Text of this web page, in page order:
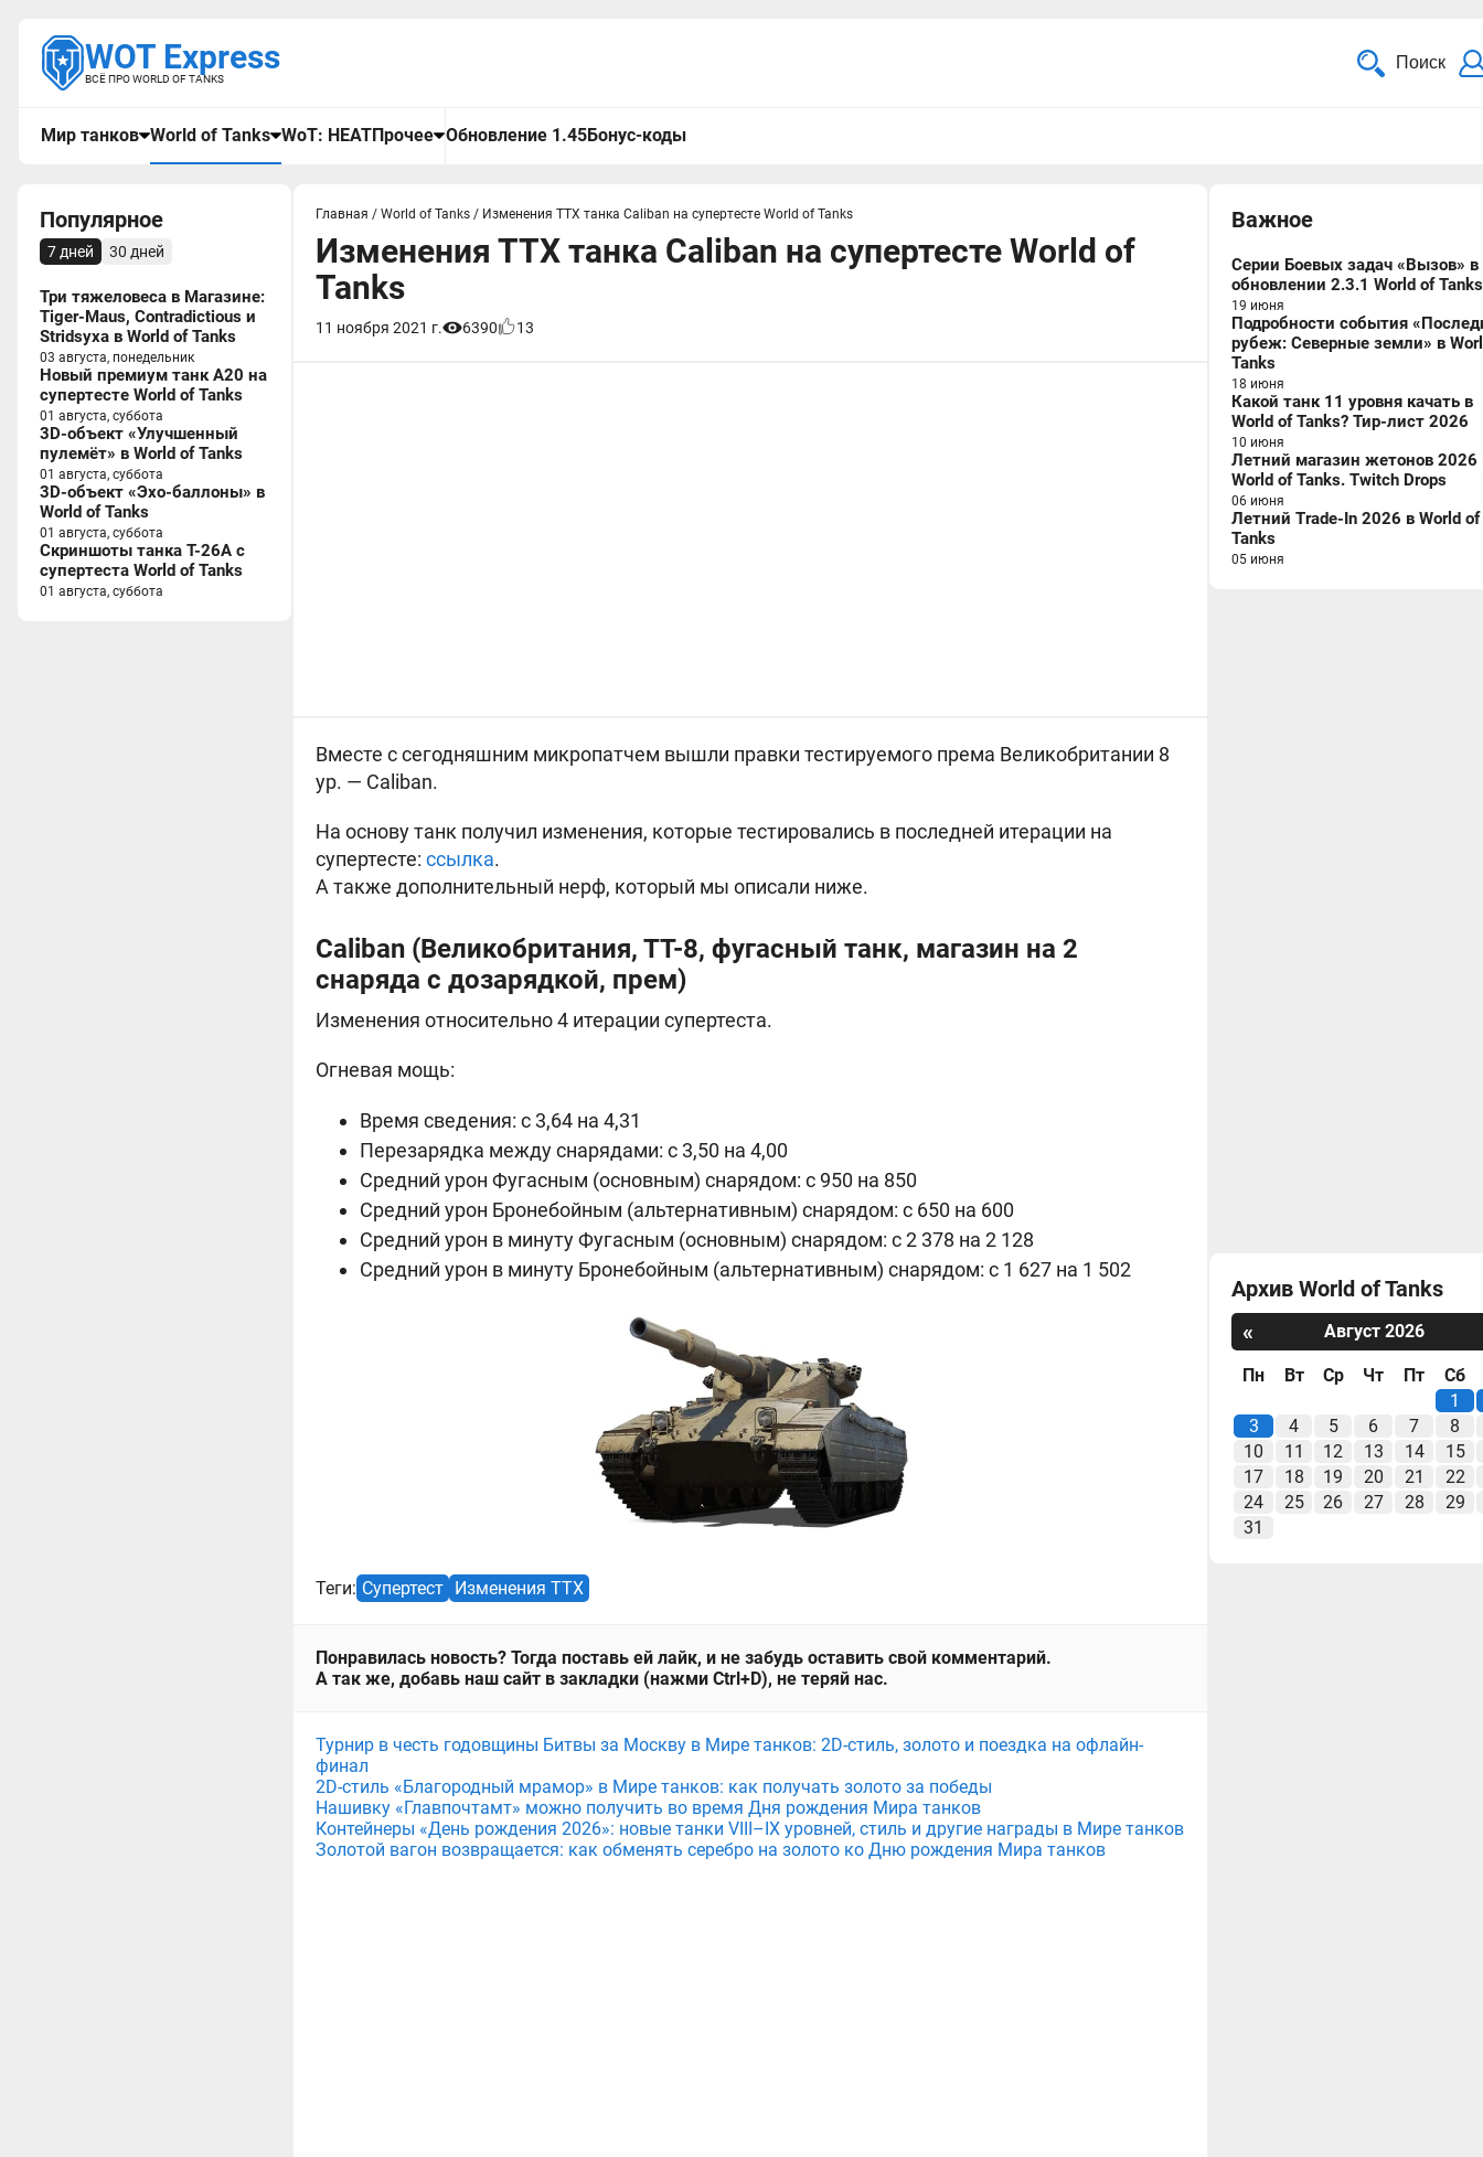
WOT Express
ВСЁ ПРО WORLD OF TANKS
Поиск
Мир танков World of Tanks WoT: HEATПрочее Обновление 1.45Бонус-коды
Популярное
7 дней 30 дней
Три тяжеловеса в Магазине:
Tiger-Maus, Contradictious и
Stridsyxa в World of Tanks
03 августа, понедельник
Новый премиум танк A20 на
супертесте World of Tanks
01 августа, суббота
3D-объект «Улучшенный
пулемёт» в World of Tanks
01 августа, суббота
3D-объект «Эхо-баллоны» в
World of Tanks
01 августа, суббота
Скриншоты танка T-26A с
супертеста World of Tanks
01 августа, суббота
Главная / World of Tanks / Изменения ТТХ танка Caliban на супертесте World of Tanks
Изменения ТТХ танка Caliban на супертесте World of
Tanks
11 ноября 2021 г. 6390 13
Вместе с сегодняшним микропатчем вышли правки тестируемого према Великобритании 8
ур. — Caliban.
На основу танк получил изменения, которые тестировались в последней итерации на
супертесте: ссылка.
А также дополнительный нерф, который мы описали ниже.
Caliban (Великобритания, ТТ-8, фугасный танк, магазин на 2
снаряда с дозарядкой, прем)
Изменения относительно 4 итерации супертеста.
Огневая мощь:
Время сведения: с 3,64 на 4,31
Перезарядка между снарядами: с 3,50 на 4,00
Средний урон Фугасным (основным) снарядом: с 950 на 850
Средний урон Бронебойным (альтернативным) снарядом: с 650 на 600
Средний урон в минуту Фугасным (основным) снарядом: с 2 378 на 2 128
Средний урон в минуту Бронебойным (альтернативным) снарядом: с 1 627 на 1 502
Теги: Супертест Изменения ТТХ
Понравилась новость? Тогда поставь ей лайк, и не забудь оставить свой комментарий.
А так же, добавь наш сайт в закладки (нажми Ctrl+D), не теряй нас.
Турнир в честь годовщины Битвы за Москву в Мире танков: 2D-стиль, золото и поездка на офлайн-
финал
2D-стиль «Благородный мрамор» в Мире танков: как получать золото за победы
Нашивку «Главпочтамт» можно получить во время Дня рождения Мира танков
Контейнеры «День рождения 2026»: новые танки VIII–IX уровней, стиль и другие награды в Мире танков
Золотой вагон возвращается: как обменять серебро на золото ко Дню рождения Мира танков
Важное
Серии Боевых задач «Вызов» в
обновлении 2.3.1 World of Tanks
19 июня
Подробности события
рубеж: Северные земли» в
Tanks
18 июня
Какой танк 11 уровня качать в
World of Tanks? Тир-лист 2026
10 июня
Летний магазин жетонов 2026
World of Tanks. Twitch Drops
06 июня
Летний Trade-In 2026 в World of
Tanks
05 июня
Архив World of Tanks
«
Август 2026
Пн Вт Ср Чт Пт
Сб
1
3
4 5 6 7
8
10
11 12 13 14
15
17
18 19 20 21
22
24
25 26 27 28
29
31